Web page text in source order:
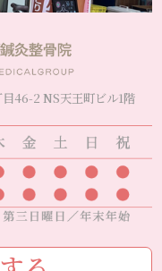
46-2 NS天王町ビル1階